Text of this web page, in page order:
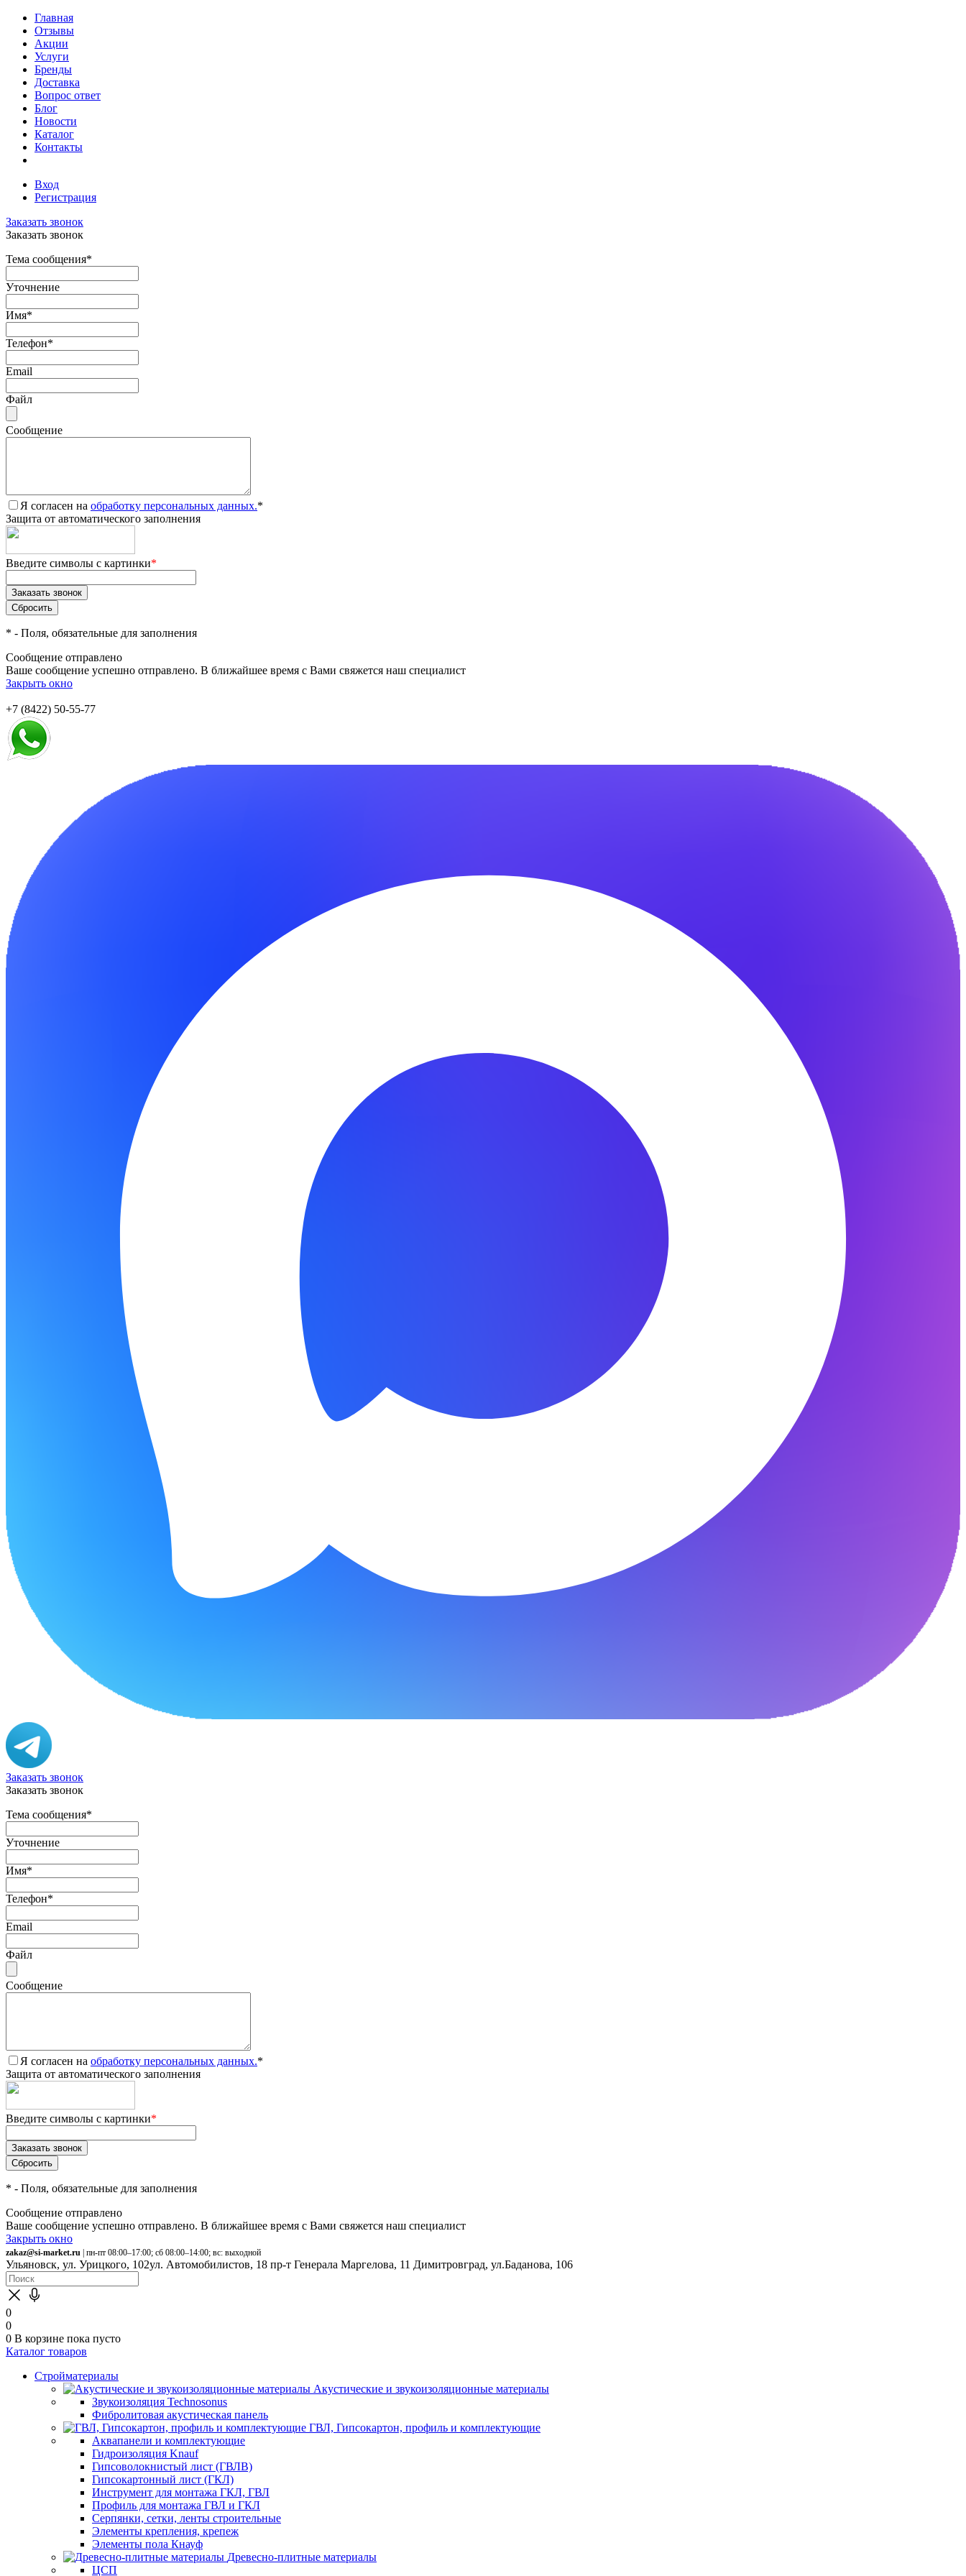
Главная
Отзывы
Акции
Услуги
Бренды
Доставка
Вопрос ответ
Блог
Новости
Каталог
Контакты
Вход
Регистрация
Заказать звонок
Заказать звонок
Тема сообщения*
Уточнение
Имя*
Телефон*
Email
Файл
Сообщение
Я согласен на обработку персональных данных.*
Защита от автоматического заполнения
Введите символы с картинки*
* - Поля, обязательные для заполнения
Сообщение отправлено
Ваше сообщение успешно отправлено. В ближайшее время с Вами свяжется наш специалист
Закрыть окно
+7 (8422) 50-55-77
Заказать звонок
Заказать звонок
Тема сообщения*
Уточнение
Имя*
Телефон*
Email
Файл
Сообщение
Я согласен на обработку персональных данных.*
Защита от автоматического заполнения
Введите символы с картинки*
* - Поля, обязательные для заполнения
Сообщение отправлено
Ваше сообщение успешно отправлено. В ближайшее время с Вами свяжется наш специалист
Закрыть окно
zakaz@si-market.ru | пн-пт 08:00–17:00; сб 08:00–14:00; вс: выходной
Ульяновск, ул. Урицкого, 102ул. Автомобилистов, 18 пр-т Генерала Маргелова, 11 Димитровград, ул.Баданова, 106
0
0
0 В корзине пока пусто
Каталог товаров
Стройматериалы
Акустические и звукоизоляционные материалы
Звукоизоляция Technosonus
Фибролитовая акустическая панель
ГВЛ, Гипсокартон, профиль и комплектующие
Аквапанели и комплектующие
Гидроизоляция Knauf
Гипсоволокнистый лист (ГВЛВ)
Гипсокартонный лист (ГКЛ)
Инструмент для монтажа ГКЛ, ГВЛ
Профиль для монтажа ГВЛ и ГКЛ
Серпянки, сетки, ленты строительные
Элементы крепления, крепеж
Элементы пола Кнауф
Древесно-плитные материалы
ЦСП